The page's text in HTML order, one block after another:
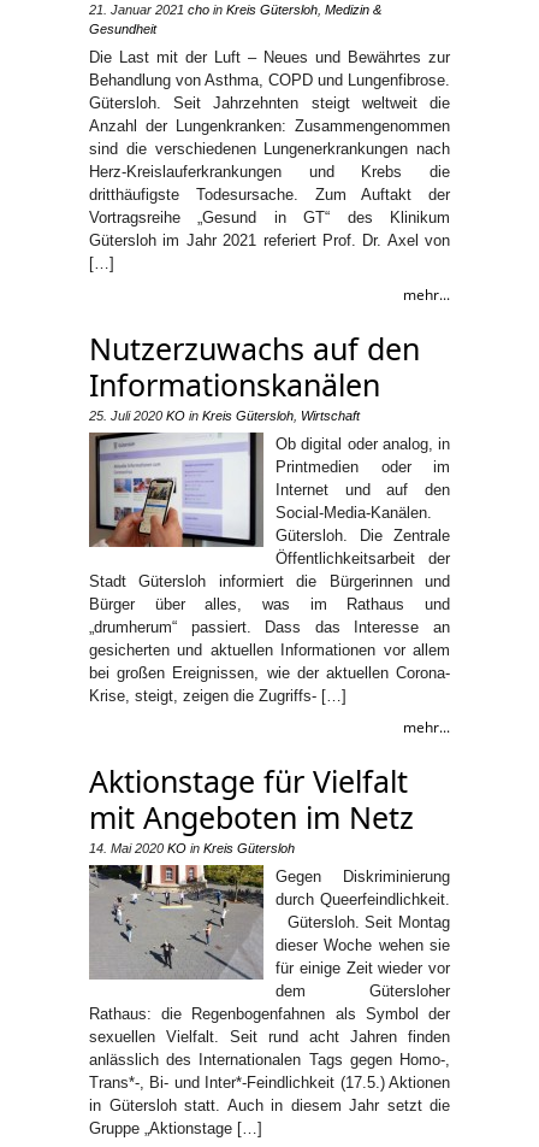
21. Januar 2021 cho in Kreis Gütersloh Medizin &
Gesundheit
Die Last mit der Luft – Neues und Bewährtes zur
Behandlung von Asthma, COPD und Lungenfibrose.
Gütersloh. Seit Jahrzehnten steigt weltweit die
Anzahl der Lungenkranken: Zusammengenommen
sind die verschiedenen Lungenerkrankungen nach
Herz-Kreislauferkrankungen und Krebs die
dritthäufigste Todesursache. Zum Auftakt der
Vortragsreihe „Gesund in GT“ des Klinikum
Gütersloh im Jahr 2021 referiert Prof. Dr. Axel von
[…]
mehr...
Nutzerzuwachs auf den
Informationskanälen
25. Juli 2020 KO in Kreis Gütersloh Wirtschaft
Ob digital oder analog, in
Printmedien oder im
Internet und auf den
Social-Media-Kanälen.
Gütersloh. Die Zentrale
Öffentlichkeitsarbeit der
Stadt Gütersloh informiert die Bürgerinnen und
Bürger über alles, was im Rathaus und
„drumherum“ passiert. Dass das Interesse an
gesicherten und aktuellen Informationen vor allem
bei großen Ereignissen, wie der aktuellen Corona-
Krise, steigt, zeigen die Zugriffs- […]
mehr...
Aktionstage für Vielfalt
mit Angeboten im Netz
14. Mai 2020 KO in Kreis Gütersloh
Gegen Diskriminierung
durch Queerfeindlichkeit.
Gütersloh. Seit Montag
dieser Woche wehen sie
für einige Zeit wieder vor
dem Gütersloher
Rathaus: die Regenbogenfahnen als Symbol der
sexuellen Vielfalt. Seit rund acht Jahren finden
anlässlich des Internationalen Tags gegen Homo-,
Trans*-, Bi- und Inter*-Feindlichkeit (17.5.) Aktionen
in Gütersloh statt. Auch in diesem Jahr setzt die
Gruppe „Aktionstage […]